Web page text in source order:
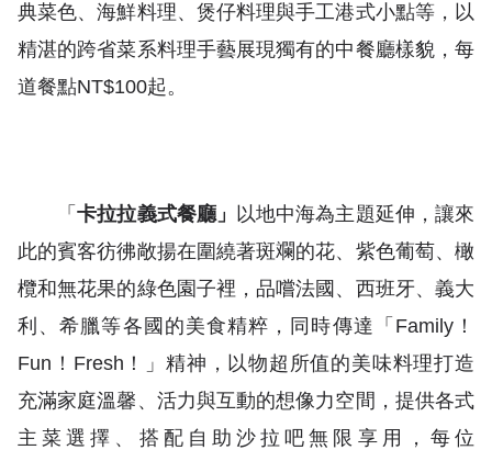
典菜色、海鮮料理、煲仔料理與手工港式小點等，以
精湛的跨省菜系料理手藝展現獨有的中餐廳樣貌，每
道餐點NT$100起。
「卡拉拉義式餐廳」 以地中海為主題延伸，讓來
此的賓客彷彿敞揚在圍繞著斑斕的花、紫色葡萄、橄
欖和無花果的綠色園子裡，品嚐法國、西班牙、義大
利、希臘等各國的美食精粹，同時傳達「Family！
Fun！Fresh！」精神，以物超所值的美味料理打造
充滿家庭溫馨、活力與互動的想像力空間，提供各式
主菜選擇、搭配自助沙拉吧無限享用，每位